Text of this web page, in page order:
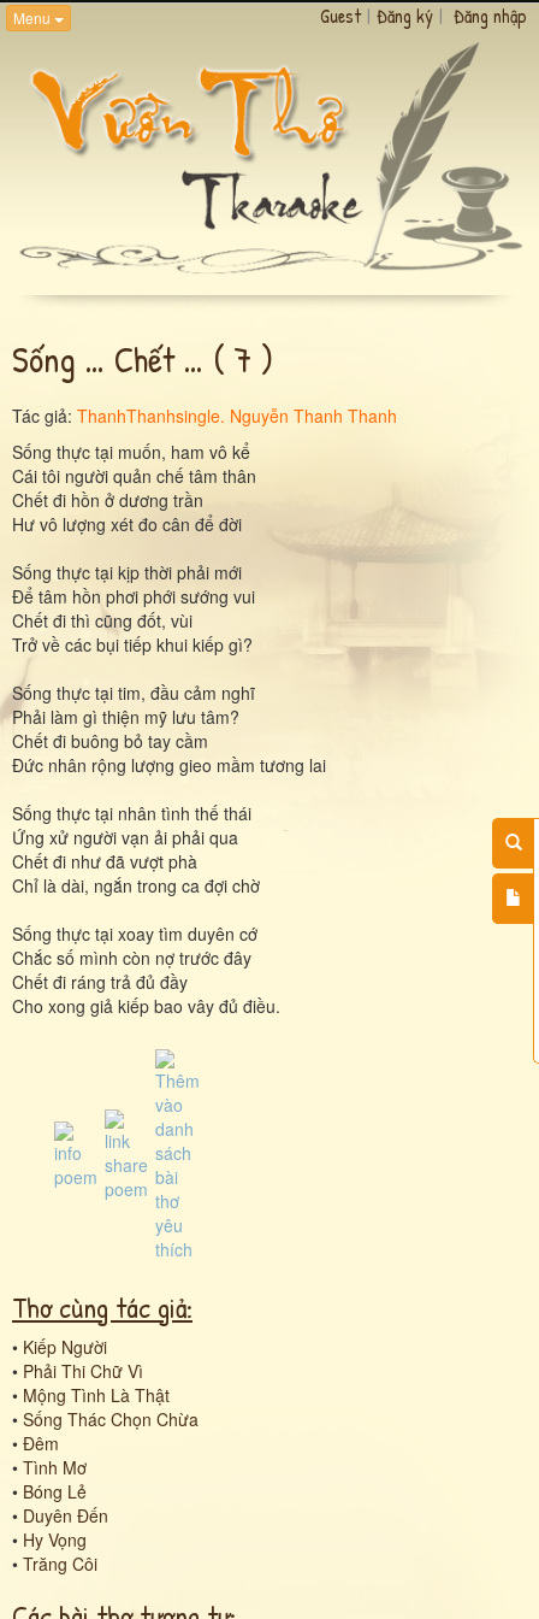
Menu Guest | Đăng ký | Đăng nhập
Sống … Chết … ( 7 )
Tác giả: ThanhThanhsingle. Nguyễn Thanh Thanh
Sống thực tại muốn, ham vô kể
Cái tôi người quản chế tâm thân
Chết đi hồn ở dương trần
Hư vô lượng xét đo cân để đời
Sống thực tại kịp thời phải mới
Để tâm hồn phơi phới sướng vui
Chết đi thì cũng đốt, vùi
Trở về các bụi tiếp khui kiếp gì?
Sống thực tại tim, đầu cảm nghĩ
Phải làm gì thiện mỹ lưu tâm?
Chết đi buông bỏ tay cầm
Đức nhân rộng lượng gieo mầm tương lai
Sống thực tại nhân tình thế thái
Ứng xử người vạn ải phải qua
Chết đi như đã vượt phà
Chỉ là dài, ngắn trong ca đợi chờ
Sống thực tại xoay tìm duyên cớ
Chắc số mình còn nợ trước đây
Chết đi ráng trả đủ đầy
Cho xong giả kiếp bao vây đủ điều.
Thơ cùng tác giả:
• Kiếp Người
• Phải Thi Chữ Vì
• Mộng Tình Là Thật
• Sống Thác Chọn Chừa
• Đêm
• Tình Mơ
• Bóng Lẻ
• Duyên Đến
• Hy Vọng
• Trăng Côi